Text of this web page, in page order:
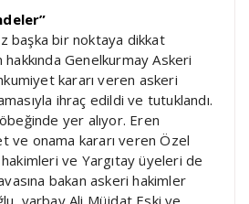
başka bir noktaya dikkat
Genelkurmay Askeri
kararı veren askeri
ihraç edildi ve tutuklandı.
yer alıyor. Eren
ve onama kararı veren Özel
ve Yargıtay üyeleri de
bakan askeri hakimler
yarbay Ali Müjdat Eski ve